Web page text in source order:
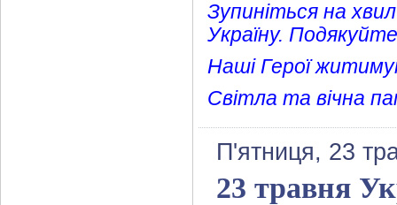
Зупиніться на
Україну.
Наші Герої
Світла та вічна
П'ятниця, 23
23 травня